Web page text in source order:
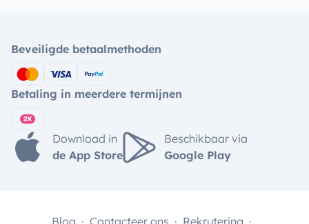
Beveiligde betaalmethoden
Betaling in meerdere termijnen
Download in
de App Store
Beschikbaar via
Google Play
Blog Contacteer ons Rekrutering